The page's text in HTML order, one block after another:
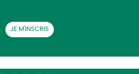
JE M'INSCRIS